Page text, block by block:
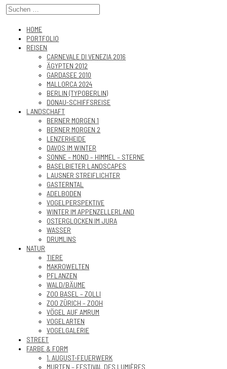
HOME
PORTFOLIO
REISEN
CARNEVALE DI VENEZIA 2016
ÄGYPTEN 2012
GARDASEE 2010
MALLORCA 2024
BERLIN (TYPOBERLIN)
DONAU-SCHIFFSREISE
LANDSCHAFT
BERNER MORGEN 1
BERNER MORGEN 2
LENZERHEIDE
DAVOS IM WINTER
SONNE – MOND – HIMMEL – STERNE
BASELBIETER LANDSCAPES
LAUSNER STREIFLICHTER
GASTERNTAL
ADELBODEN
VOGELPERSPEKTIVE
WINTER IM APPENZELLERLAND
OSTERGLOCKEN IM JURA
WASSER
DRUMLINS
NATUR
TIERE
MAKROWELTEN
PFLANZEN
WALD/BÄUME
ZOO BASEL – ZOLLI
ZOO ZÜRICH – ZOOH
VÖGEL AUF AMRUM
VOGELARTEN
VOGELGALERIE
STREET
FARBE & FORM
1. AUGUST-FEUERWERK
MURTEN – FESTIVAL DES LUMIÈRES